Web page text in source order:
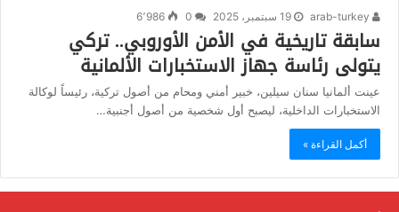
19 سبتمبر، 2025 6٬986
سابقة تاريخية في الأمن الأوروبي.. تركي
يتولى رئاسة جهاز الاستخبارات الألمانية
عينت ألمانيا سنان سيلين، خبير أمني ومحام من أصول تركية، رئيساً لوكالة
الاستخبارات الداخلية، ليصبح أول شخصية من أصول أجنبية…
أكمل القراءة »